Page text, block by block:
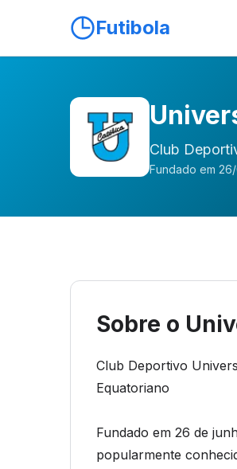
Futibola
Club
Fundado em
Sobre o
Club Deportivo
Equatoriano
Fundado em 26 de
popularmente